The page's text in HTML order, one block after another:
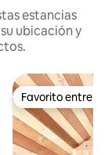
estancias
ubicación y
Favorito entre
Favorito entre